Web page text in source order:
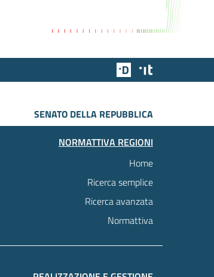
Team Digitale
SENATO DELLA REPUBBLICA
NORMATTIVA REGIONI
Home
Ricerca semplice
Ricerca avanzata
Normattiva